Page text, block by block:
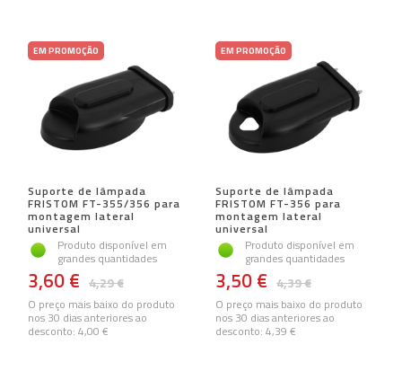
EM PROMOÇÃO
Suporte de lâmpada
FRISTOM FT-355/356 para
montagem lateral
universal
Produto disponível em
grandes quantidades
4,29 €
3,60 €
O preço mais baixo do produto
nos 30 dias anteriores ao
desconto: 4,00 €
EM PROMOÇÃO
Suporte de lâmpada
FRISTOM FT-356 para
montagem lateral
universal
Produto disponível em
grandes quantidades
4,39 €
3,50 €
O preço mais baixo do produto
nos 30 dias anteriores ao
desconto: 4,39 €